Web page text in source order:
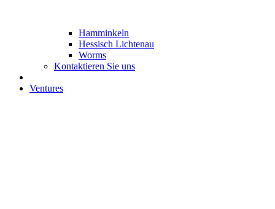
Hamminkeln
Hessisch Lichtenau
Worms
Kontaktieren Sie uns
Ventures